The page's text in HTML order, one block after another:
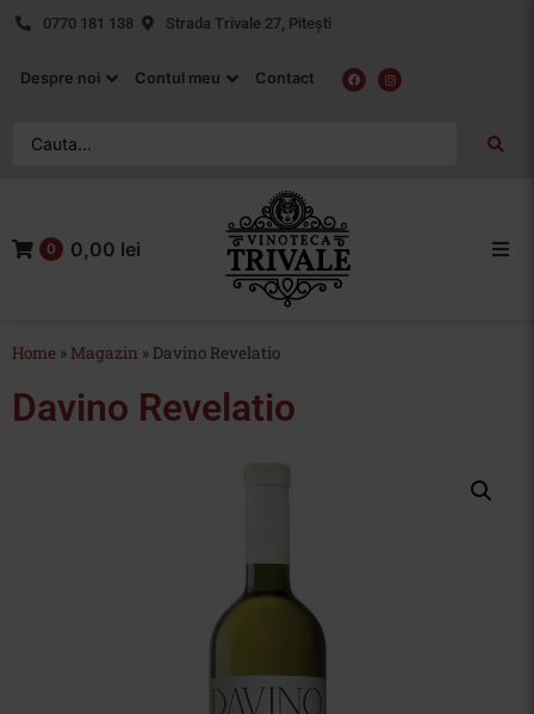
0770 181 138 Strada Trivale 27, Pitești
Despre noi Contul meu Contact
0 0,00 lei
Home » Magazin » Davino Revelatio
Davino Revelatio